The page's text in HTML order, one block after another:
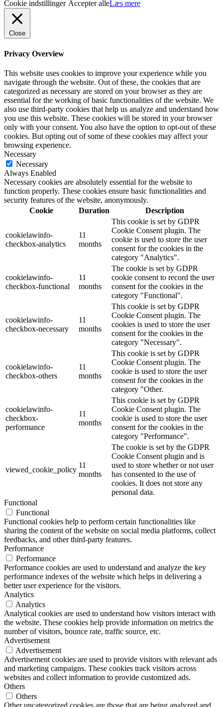
Cookie indstillinger Accepter alleLæs mere
Close
Privacy Overview
This website uses cookies to improve your experience while you
navigate through the website. Out of these, the cookies that are
categorized as necessary are stored on your browser as they are
essential for the working of basic functionalities of the website. We
also use third-party cookies that help us analyze and understand how
you use this website. These cookies will be stored in your browser
only with your consent. You also have the option to opt-out of these
cookies. But opting out of some of these cookies may affect your
browsing experience.
Necessary
Necessary
Always Enabled
Necessary cookies are absolutely essential for the website to
function properly. These cookies ensure basic functionalities and
security features of the website, anonymously.
Cookie
Duration Description
cookielawinfo-
checkbox-analytics
11
months
This cookie is set by GDPR
Cookie Consent plugin. The
cookie is used to store the user
consent for the cookies in the
category "Analytics".
cookielawinfo-
checkbox-functional
11
months
The cookie is set by GDPR
cookie consent to record the user
consent for the cookies in the
category "Functional".
cookielawinfo-
checkbox-necessary
11
months
This cookie is set by GDPR
Cookie Consent plugin. The
cookies is used to store the user
consent for the cookies in the
category "Necessary".
cookielawinfo-
checkbox-others
11
months
This cookie is set by GDPR
Cookie Consent plugin. The
cookie is used to store the user
consent for the cookies in the
category "Other.
cookielawinfo-
checkbox-
performance
11
months
This cookie is set by GDPR
Cookie Consent plugin. The
cookie is used to store the user
consent for the cookies in the
category "Performance".
viewed_cookie_policy
11
months
The cookie is set by the GDPR
Cookie Consent plugin and is
used to store whether or not user
has consented to the use of
cookies. It does not store any
personal data.
Functional
Functional
Functional cookies help to perform certain functionalities like
sharing the content of the website on social media platforms, collect
feedbacks, and other third-party features.
Performance
Performance
Performance cookies are used to understand and analyze the key
performance indexes of the website which helps in delivering a
better user experience for the visitors.
Analytics
Analytics
Analytical cookies are used to understand how visitors interact with
the website. These cookies help provide information on metrics the
number of visitors, bounce rate, traffic source, etc.
Advertisement
Advertisement
Advertisement cookies are used to provide visitors with relevant ads
and marketing campaigns. These cookies track visitors across
websites and collect information to provide customized ads.
Others
Others
Other uncategorized cookies are those that are being analyzed and